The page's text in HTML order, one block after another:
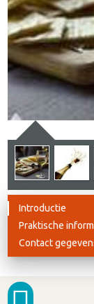
Introductie
Praktische
Contact